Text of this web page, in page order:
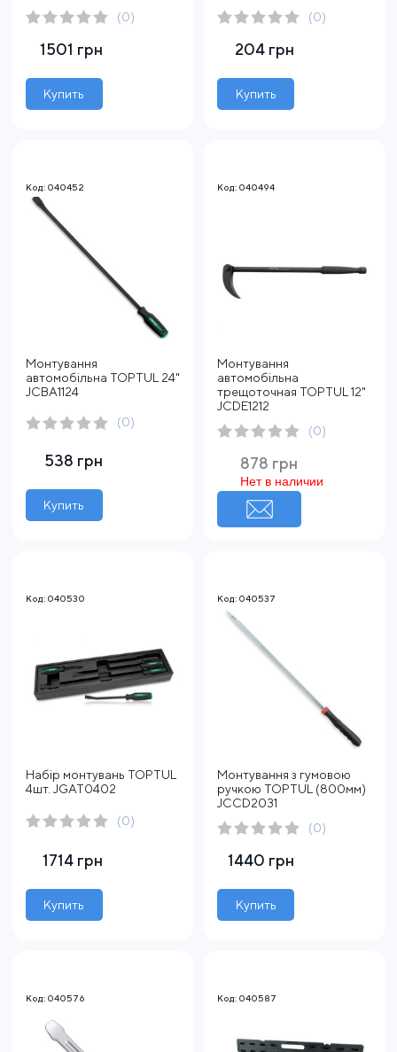
(0)
1501 грн
Купить
(0)
204 грн
Купить
Код: 040452
Монтування
автомобільна TOPTUL 24"
JCBA1124
(0)
538 грн
Купить
Код: 040494
Монтування
автомобільна
трещоточная TOPTUL 12"
JCDE1212
(0)
878 грн
Нет в наличии
Код: 040530
Набір монтувань TOPTUL
4шт. JGAT0402
(0)
1714 грн
Купить
Код: 040537
Монтування з гумовою
ручкою TOPTUL (800мм)
JCCD2031
(0)
1440 грн
Купить
Код: 040576 Код: 040587